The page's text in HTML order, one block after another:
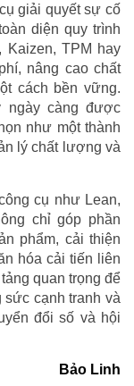
giải quyết sự cố
diện quy trình
TPM hay
nâng cao chất
cách bền vững.
ngày càng được
như một thành
lý chất lượng và
cụ như Lean,
chỉ góp phần
phẩm, cải thiện
hóa cải tiến liên
quan trọng để
sức cạnh tranh và
đổi số và hội
Bảo Linh